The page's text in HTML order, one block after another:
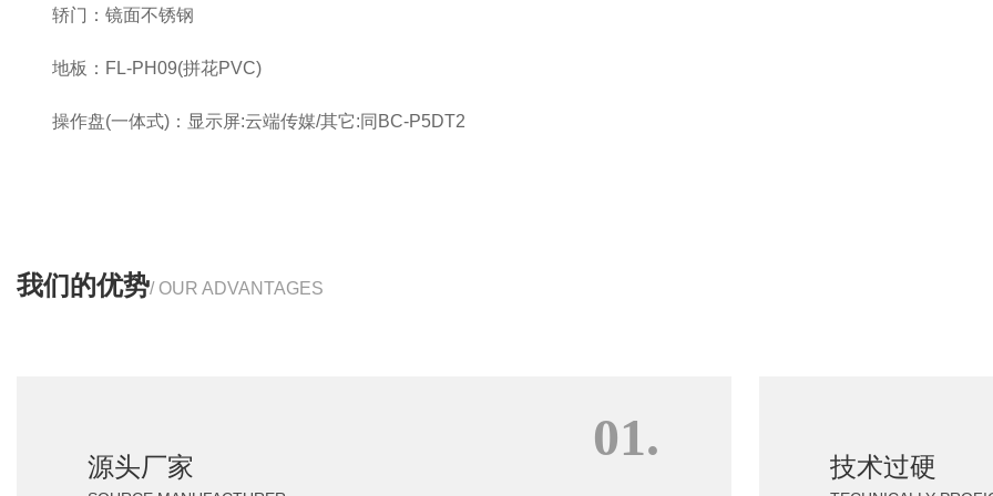
轿门：镜面不锈钢
地板：FL-PH09(拼花PVC)
操作盘(一体式)：显示屏:云端传媒/其它:同BC-P5DT2
我们的优势/ OUR ADVANTAGES
01.
源头厂家SOURCE MANUFACTURER 技术过硬